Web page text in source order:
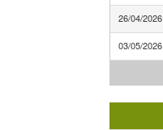
26/04/2026
03/05/2026